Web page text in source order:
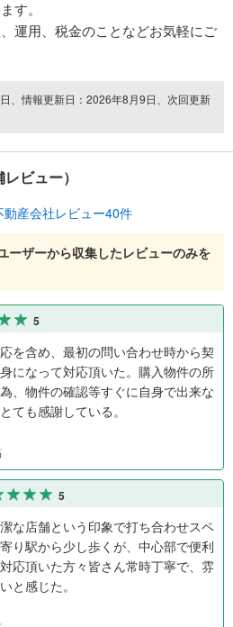
す。
運用、税金のことなどお気軽にご
、情報更新日：2026年8月9日、次回更新
ビュー）
動産会社レビュー40件
ーザーから収集したレビューのみを
5
を含め、最初の問い合わせ時から契
になって対応頂いた。購入物件の所
、物件の確認等すぐに自身で出来な
ても感謝している。
5
な店舗という印象で打ち合わせスペ
り駅から少し歩くが、中心部で便利
応頂いた方々皆さん常時丁寧で、雰
と感じた。